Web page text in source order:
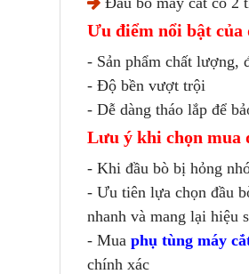
Ưu điểm nổi bật của
- Sản phẩm chất lượng,
- Độ bền vượt trội
- Dễ dàng tháo lắp để
Lưu ý khi chọn mua
- Khi đầu bò bị hỏng
- Ưu tiên lựa chọn đầu
nhanh và mang lại hiệu
- Mua phụ tùng máy
chính xác